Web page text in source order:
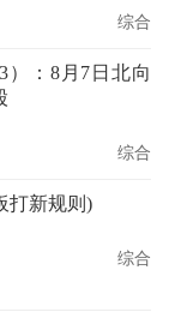
综合
）：8月7日北向
综合
打新规则)
综合